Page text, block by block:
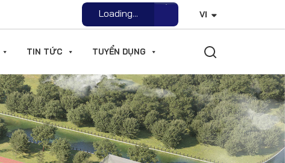
Loading... VI
TIN TỨC TUYỂN DỤNG